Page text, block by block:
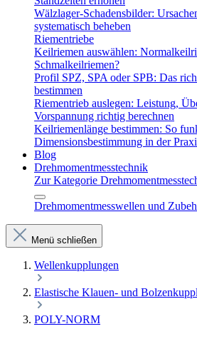
Wälzlager-Schadensbilder:
systematisch beheben
Riementriebe
Keilriemen auswählen:
Schmalkeilriemen?
Profil SPZ, SPA oder SPB: Das
bestimmen
Riementrieb auslegen: Leistung,
Vorspannung richtig berechnen
Keilriemenlänge bestimmen: So
Dimensionsbestimmung in der
Blog
Drehmomentmesstechnik
Zur Kategorie
Drehmomentmesswellen und
Menü schließen
Wellenkupplungen
Elastische Klauen- und
POLY-NORM